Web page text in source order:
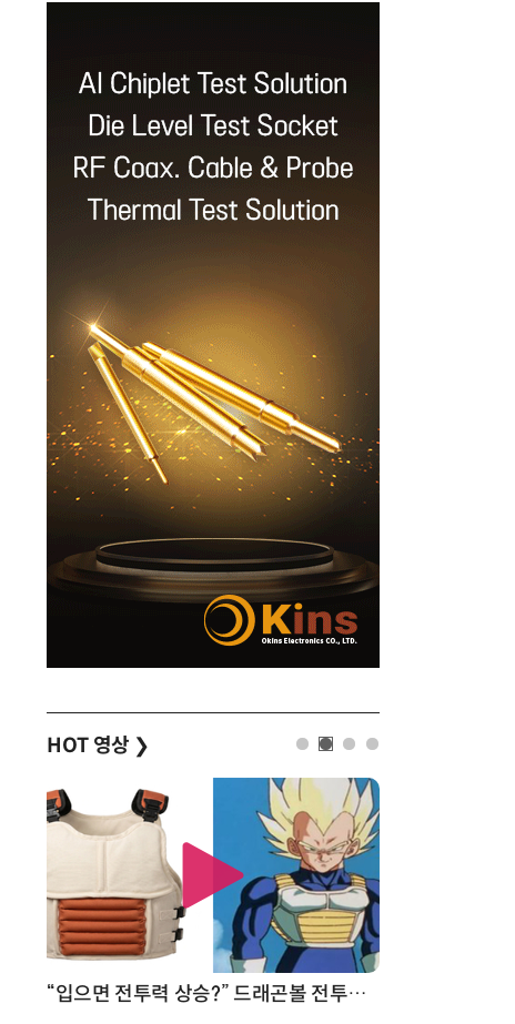
HOT 영상 ❯
“입으면 전투력 상승?” 드래곤볼 전투복 닮은 중량조끼